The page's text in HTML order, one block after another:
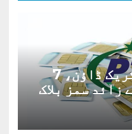
پی ٹی اے کا بڑا کریک ڈاؤن، 7